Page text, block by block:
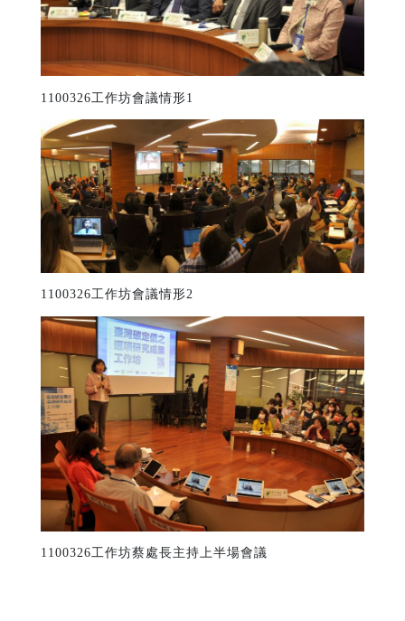
1100326工作坊會議情形1
1100326工作坊會議情形2
1100326工作坊蔡處長主持上半場會議